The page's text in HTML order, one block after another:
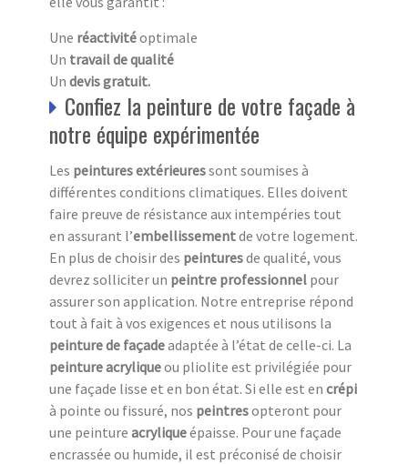
Une réactivitéoptimale
Un travail de qualité
Un devis gratuit.
Confiez la peinture de votre façade à
notre équipe expérimentée
Les peintures extérieuressont soumises à
différentes conditions climatiques. Elles doivent
faire preuve de résistance aux intempéries tout
en assurant l’embellissementde votre logement.
En plus de choisir des peinturesde qualité, vous
devrez solliciter un peintre professionnel pour
assurer son application. Notre entreprise répond
tout à fait à vos exigences et nous utilisons la
peinture de façadeadaptée à l’état de celle-ci. La
peinture acryliqueou pliolite est privilégiée pour
une façade lisse et en bon état. Si elle est en crépi
à pointe ou fissuré, nos peintresopteront pour
une peinture acryliqueépaisse. Pour une façade
encrassée ou humide, il est préconisé de choisir